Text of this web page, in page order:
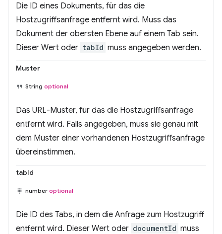
Die ID eines Dokuments, für das die
Hostzugriffsanfrage entfernt wird. Muss das
Dokument der obersten Ebene auf einem Tab sein.
Dieser Wert oder tabId muss angegeben werden.
Muster
String optional
Das URL-Muster, für das die Hostzugriffsanfrage
entfernt wird. Falls angegeben, muss sie genau mit
dem Muster einer vorhandenen Hostzugriffsanfrage
übereinstimmen.
tabId
number optional
Die ID des Tabs, in dem die Anfrage zum Hostzugriff
entfernt wird. Dieser Wert oder documentId muss